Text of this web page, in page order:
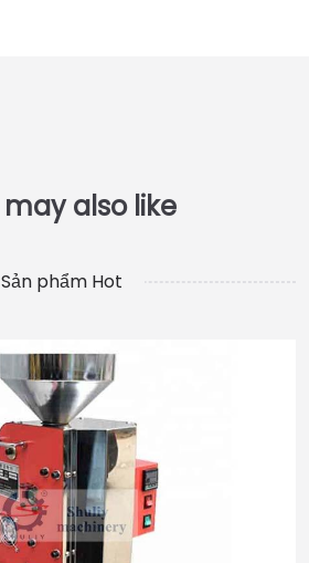
Sản phẩm Hot